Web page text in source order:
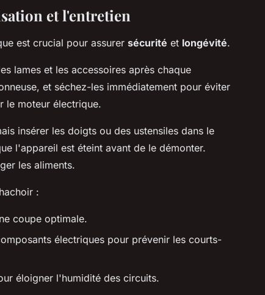
et l'entretien
est crucial pour assurer sécurité et longévité.
lames et les accessoires après chaque
et séchez-les immédiatement pour éviter
le moteur électrique.
insérer les doigts ou des ustensiles dans le
l'appareil est éteint avant de le démonter.
les aliments.
:
coupe optimale.
électriques pour prévenir les courts-
éloigner l'humidité des circuits.